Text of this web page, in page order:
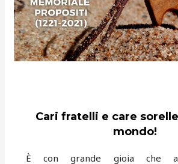
Cari fratelli e care
mondo!
È con grande gioia che